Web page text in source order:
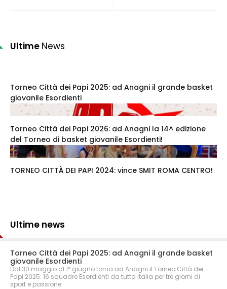
Ultime News
Torneo Città dei Papi 2025: ad Anagni il grande basket
giovanile Esordienti
Torneo Città dei Papi 2026: ad Anagni la 14^ edizione
del Torneo di basket giovanile Esordienti!
TORNEO CITTÀ DEI PAPI 2024: vince SMIT ROMA CENTRO!
Ultime news
Torneo Città dei Papi 2025: ad Anagni il grande basket
giovanile Esordienti
Dal 30 maggio al 1° giugno torna ad Anagni il Torneo Città dei
Papi 2025: 16 squadre Esordienti da tutta Italia per tre giorni di
sport e passione